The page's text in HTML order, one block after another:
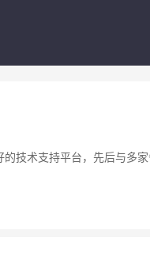
技术支持平台，先后与多